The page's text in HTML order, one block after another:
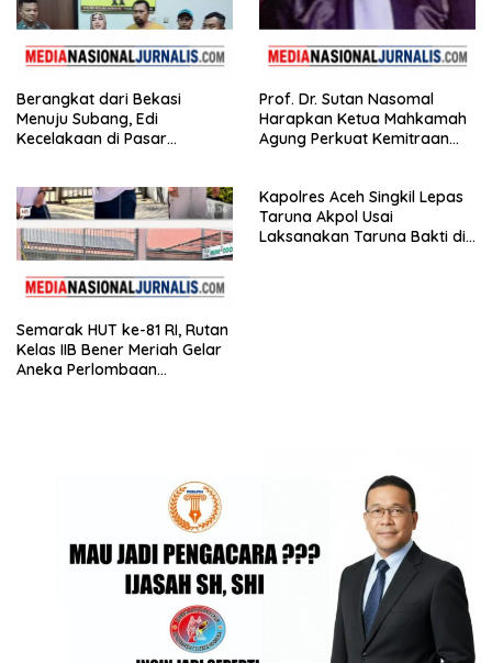
Berangkat dari Bekasi
Menuju Subang, Edi
Kecelakaan di Pasar
Nyawa Tidak
Prof. Dr. Sutan Nasomal
Harapkan Ketua Mahkamah
Agung Perkuat Kemitraan
Semarak HUT ke-81 RI, Rutan
Kelas IIB Bener Meriah Gelar
Aneka Perlombaan
Kapolres Aceh Singkil Lepas
Taruna Akpol Usai
Laksanakan Taruna Bakti di